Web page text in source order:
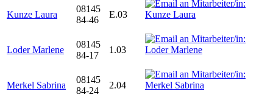
Kunze Laura
08145
84-46
E.03
Loder Marlene
08145
84-17
1.03
Merkel Sabrina
08145
84-24
2.04